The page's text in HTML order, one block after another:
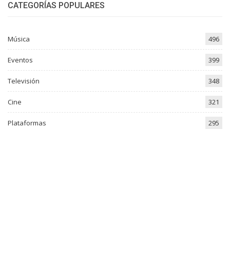
CATEGORÍAS POPULARES
Música 496
Eventos 399
Televisión 348
Cine 321
Plataformas 295